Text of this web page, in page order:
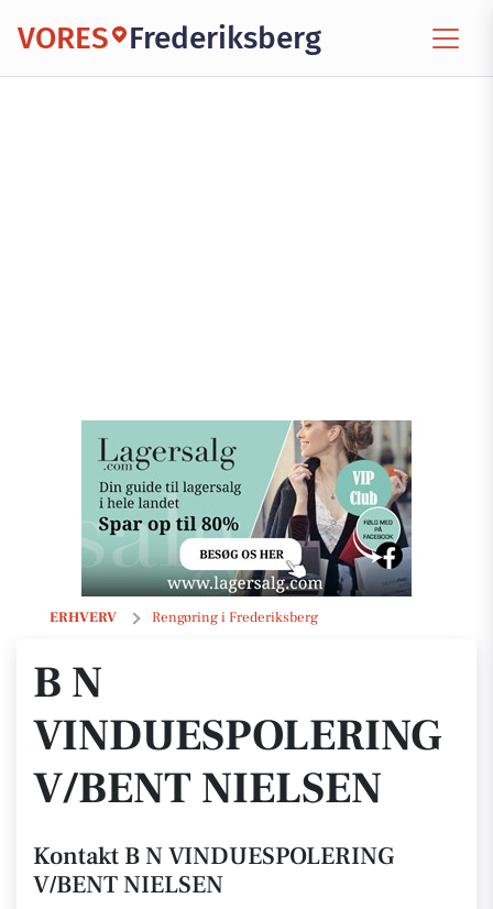
VORES Frederiksberg
ERHVERV Rengøring i Frederiksberg
B N VINDUESPOLERING V/BENT NIELSEN
B N
VINDUESPOLERING
V/BENT NIELSEN
Kontakt B N VINDUESPOLERING
V/BENT NIELSEN